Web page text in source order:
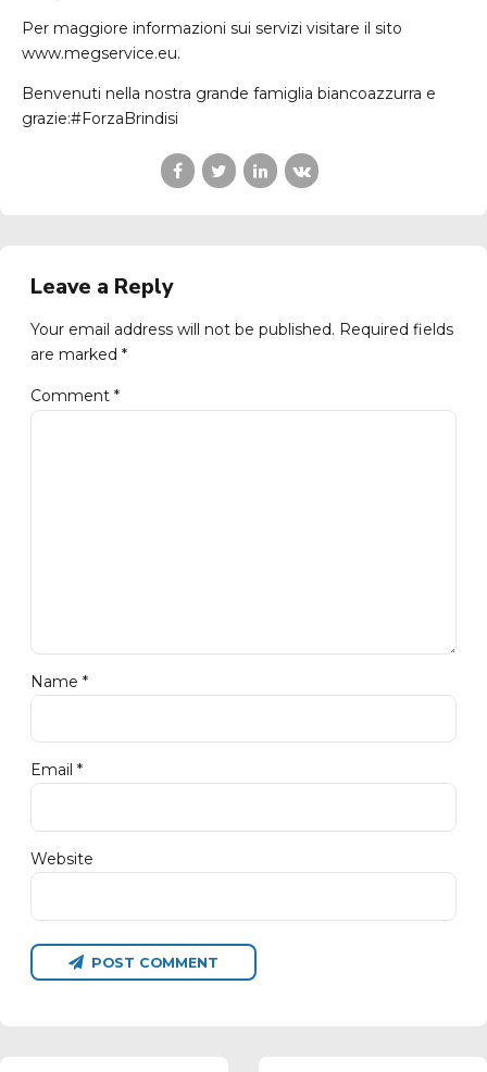
Per maggiore informazioni sui servizi visitare il sito
www.megservice.eu.
Benvenuti nella nostra grande famiglia biancoazzurra e
grazie:#ForzaBrindisi
Leave a Reply
Your email address will not be published. Required fields
are marked *
Comment *
Name *
Email *
Website
POST COMMENT